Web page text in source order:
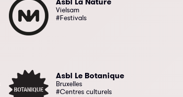
Vielsam
#Festivals
Asbl Le Botanique
Bruxelles
#Centres culturels